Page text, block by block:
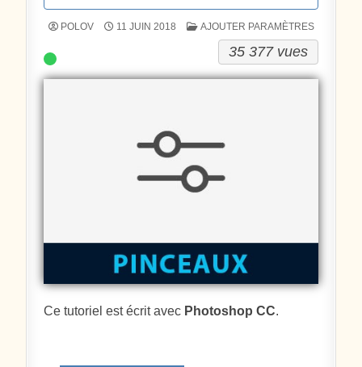
POLOV 11 JUIN 2018 POSTÉ DANS
AJOUTER PARAMÈTRES
35 377 vues
Ce tutoriel est écrit avec Photoshop CC.